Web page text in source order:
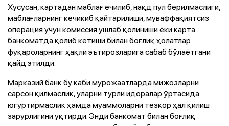
Хусусан, картадан маблағ ечилиб, нақд пул берилмаслиги,
маблағларнинг кечикиб қайтарилиши, муваффақиятсиз
операция учун комиссия ушлаб қолиниши ёки карта
банкоматда қолиб кетиши билан боғлиқ ҳолатлар
фуқароларнинг ҳақли эътирозларига сабаб бўлаётгани
қайд этилди.
Марказий банк бу каби мурожаатларда мижозларни
сарсон қилмаслик, уларни турли идоралар ўртасида
югуртирмаслик ҳамда муаммоларни тезкор ҳал қилиш
зарурлигини уқтирди. Энди банкомат билан боғлиқ